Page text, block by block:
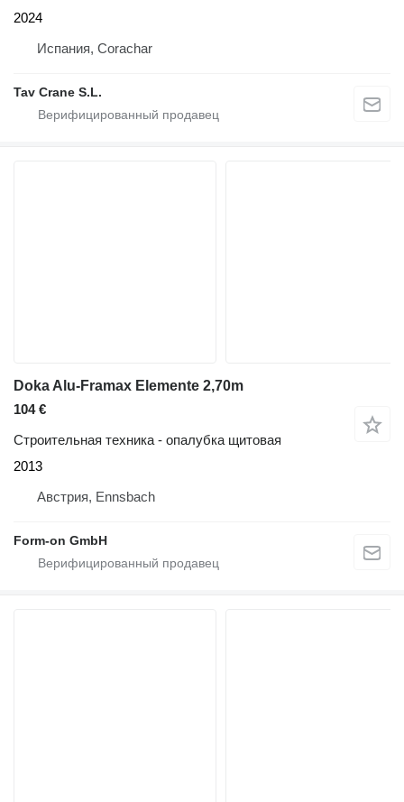
2024
Испания, Corachar
Tav Crane S.L.
Doka Alu-Framax Elemente 2,70m
104 €
Строительная техника - опалубка щитовая
2013
Австрия, Ennsbach
Form-on GmbH